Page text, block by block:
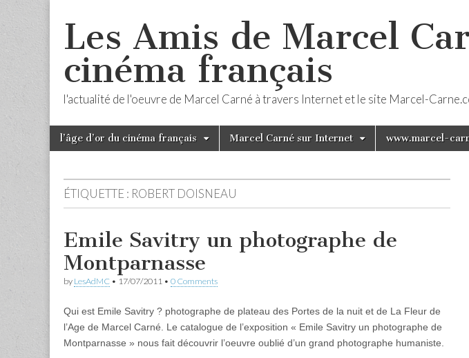
Les Amis de Marcel
cinéma français
l'actualité de l'oeuvre de Marcel Carné à travers Internet et le site Marcel-
Main
menu
Skip
l’âge d’or du cinéma français Marcel Carné sur Internet www.marcel-
ÉTIQUETTE : ROBERT DOISNEAU
Emile Savitry un photographe de
Montparnasse
by LesAdMC • 17/07/2011 • 0 Comments
Qui est Emile Savitry ? photographe de plateau des Portes de la nuit et de La Fleur de
l’Age de Marcel Carné. Le catalogue de l’exposition « Emile Savitry un photographe de
Montparnasse » nous fait découvrir l’oeuvre oublié d’un grand photographe humaniste.